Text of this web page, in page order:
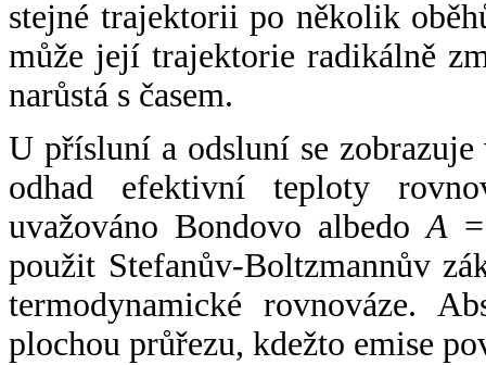
stejné trajektorii po několik
může její trajektorie radikálně
narůstá s časem.
U přísluní a odsluní se
odhad efektivní teploty
uvažováno Bondovo albedoA
použit Stefanův-Boltzmannův
termodynamické rovnováze.
plochou průřezu, kdežto emise